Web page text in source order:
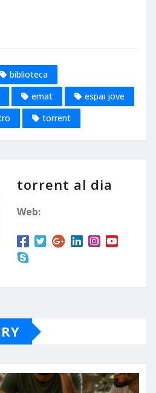
biblioteca
emat
espai jove
torrent
torrent al dia
Web: